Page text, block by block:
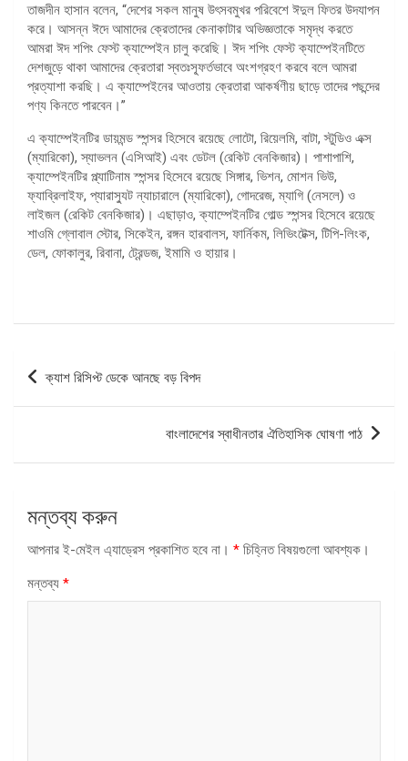
তাজদীন হাসান বলেন, “দেশের সকল মানুষ উৎসবমুখর পরিবেশে ঈদুল ফিতর উদযাপন
করে। আসন্ন ঈদে আমাদের ক্রেতাদের কেনাকাটার অভিজ্ঞতাকে সমৃদ্ধ করতে
আমরা ঈদ শপিং ফেস্ট ক্যাম্পেইন চালু করেছি। ঈদ শপিং ফেস্ট ক্যাম্পেইনটিতে
দেশজুড়ে থাকা আমাদের ক্রেতারা স্বতঃস্ফূর্তভাবে অংশগ্রহণ করবে বলে আমরা
প্রত্যাশা করছি। এ ক্যাম্পেইনের আওতায় ক্রেতারা আকর্ষণীয় ছাড়ে তাদের পছন্দের
পণ্য কিনতে পারবেন।”
এ ক্যাম্পেইনটির ডায়মন্ড স্পন্সর হিসেবে রয়েছে লোটো, রিয়েলমি, বাটা, স্টুডিও এক্স
(ম্যারিকো), স্যাভলন (এসিআই) এবং ডেটল (রেকিট বেনকিজার)। পাশাপাশি,
ক্যাম্পেইনটির প্ল্যাটিনাম স্পন্সর হিসেবে রয়েছে সিঙ্গার, ভিশন, মোশন ভিউ,
ফ্যাব্রিলাইফ, প্যারাস্যুট ন্যাচারালে (ম্যারিকো), গোদরেজ, ম্যাগি (নেসলে) ও
লাইজল (রেকিট বেনকিজার)। এছাড়াও, ক্যাম্পেইনটির গোল্ড স্পন্সর হিসেবে রয়েছে
শাওমি গ্লোবাল স্টোর, সিকেইন, রঙ্গন হারবালস, ফার্নিকম, লিভিংটেক্স, টিপি-লিংক,
ডেল, ফোকালুর, রিবানা, ট্রেন্ডজ, ইমামি ও হায়ার।
পোস্ট
ন্যাভিগেশন
ক্যাশ রিসিপ্ট ডেকে আনছে বড় বিপদ
বাংলাদেশের স্বাধীনতার ঐতিহাসিক ঘোষণা পাঠ
মন্তব্য করুন
আপনার ই-মেইল এ্যাড্রেস প্রকাশিত হবে না। * চিহ্নিত বিষয়গুলো আবশ্যক।
মন্তব্য *